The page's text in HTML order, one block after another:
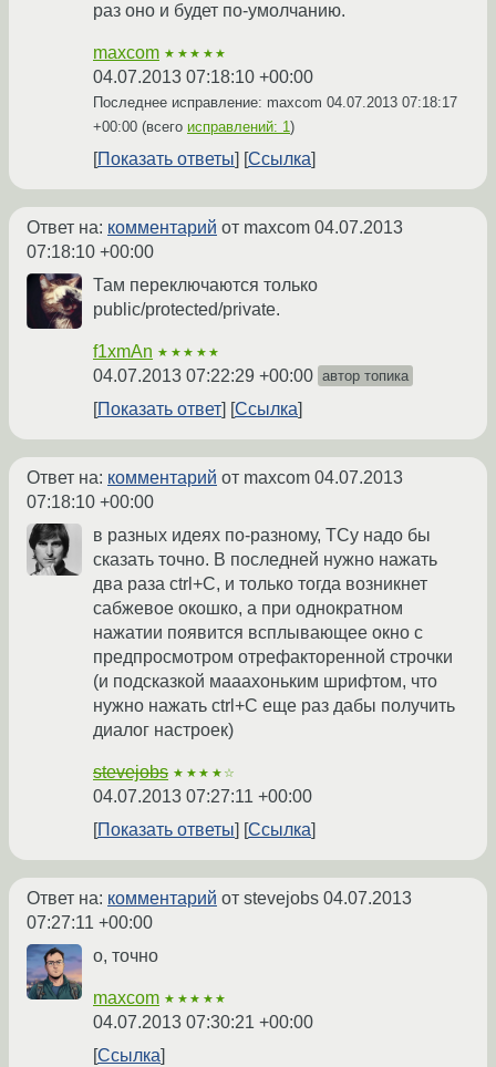
раз оно и будет по-умолчанию.
maxcom ★★★★★
04.07.2013 07:18:10 +00:00
Последнее исправление: maxcom 04.07.2013 07:18:17
+00:00 (всего исправлений: 1)
Показать ответы Ссылка
Ответ на: комментарий от maxcom 04.07.2013
07:18:10 +00:00
Там переключаются только
public/protected/private.
f1xmAn ★★★★★
04.07.2013 07:22:29 +00:00 автор топика
Показать ответ Ссылка
Ответ на: комментарий от maxcom 04.07.2013
07:18:10 +00:00
в разных идеях по-разному, ТСу надо бы
сказать точно. В последней нужно нажать
два раза ctrl+C, и только тогда возникнет
сабжевое окошко, а при однократном
нажатии появится всплывающее окно с
предпросмотром отрефакторенной строчки
(и подсказкой мааахоньким шрифтом, что
нужно нажать ctrl+C еще раз дабы получить
диалог настроек)
stevejobs ★★★★☆
04.07.2013 07:27:11 +00:00
Показать ответы
Ссылка
Ответ на: комментарий от stevejobs 04.07.2013
07:27:11 +00:00
о, точно
maxcom ★★★★★
04.07.2013 07:30:21 +00:00
Ссылка